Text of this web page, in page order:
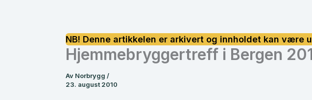
Hjemmebryggertreff i Bergen
Av Norbrygg /
23. august 2010